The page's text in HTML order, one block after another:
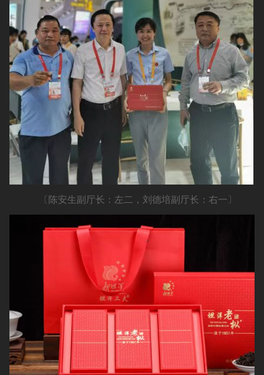
〔陈安生副厅长：左二，刘德培副厅长：右一〕